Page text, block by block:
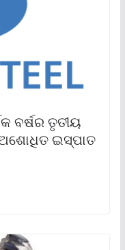
ବର୍ଷର ତୃତୀୟ
ଇସ୍ପାତ